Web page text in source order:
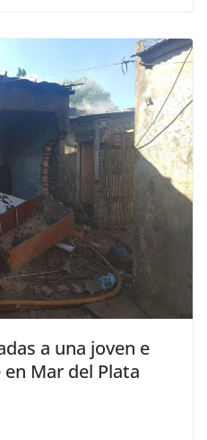
a una joven e
Mar del Plata